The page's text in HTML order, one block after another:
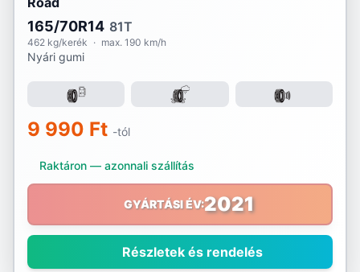
165/70R14 81T
462 kg/kerék · max. 190 km/h
Nyári gumi
9 990 Ft -tól
Raktáron — azonnali szállítás
GYÁRTÁSI ÉV:2021
Részletek és rendelés